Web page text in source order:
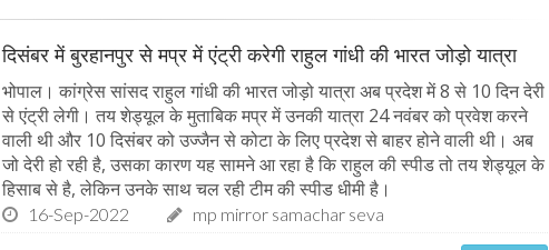
दिसंबर में बुरहानपुर से मप्र में एंट्री करेगी राहुल गांधी की भारत जोड़ो यात्रा
भोपाल। कांग्रेस सांसद राहुल गांधी की भारत जोड़ो यात्रा अब प्रदेश में 8 से 10 दिन देरी
से एंट्री लेगी। तय शेड्यूल के मुताबिक मप्र में उनकी यात्रा 24 नवंबर को प्रवेश करने
वाली थी और 10 दिसंबर को उज्जैन से कोटा के लिए प्रदेश से बाहर होने वाली थी। अब
जो देरी हो रही है, उसका कारण यह सामने आ रहा है कि राहुल की स्पीड तो तय शेड्यूल के
हिसाब से है, लेकिन उनके साथ चल रही टीम की स्पीड धीमी है।
16-Sep-2022 mp mirror samachar seva